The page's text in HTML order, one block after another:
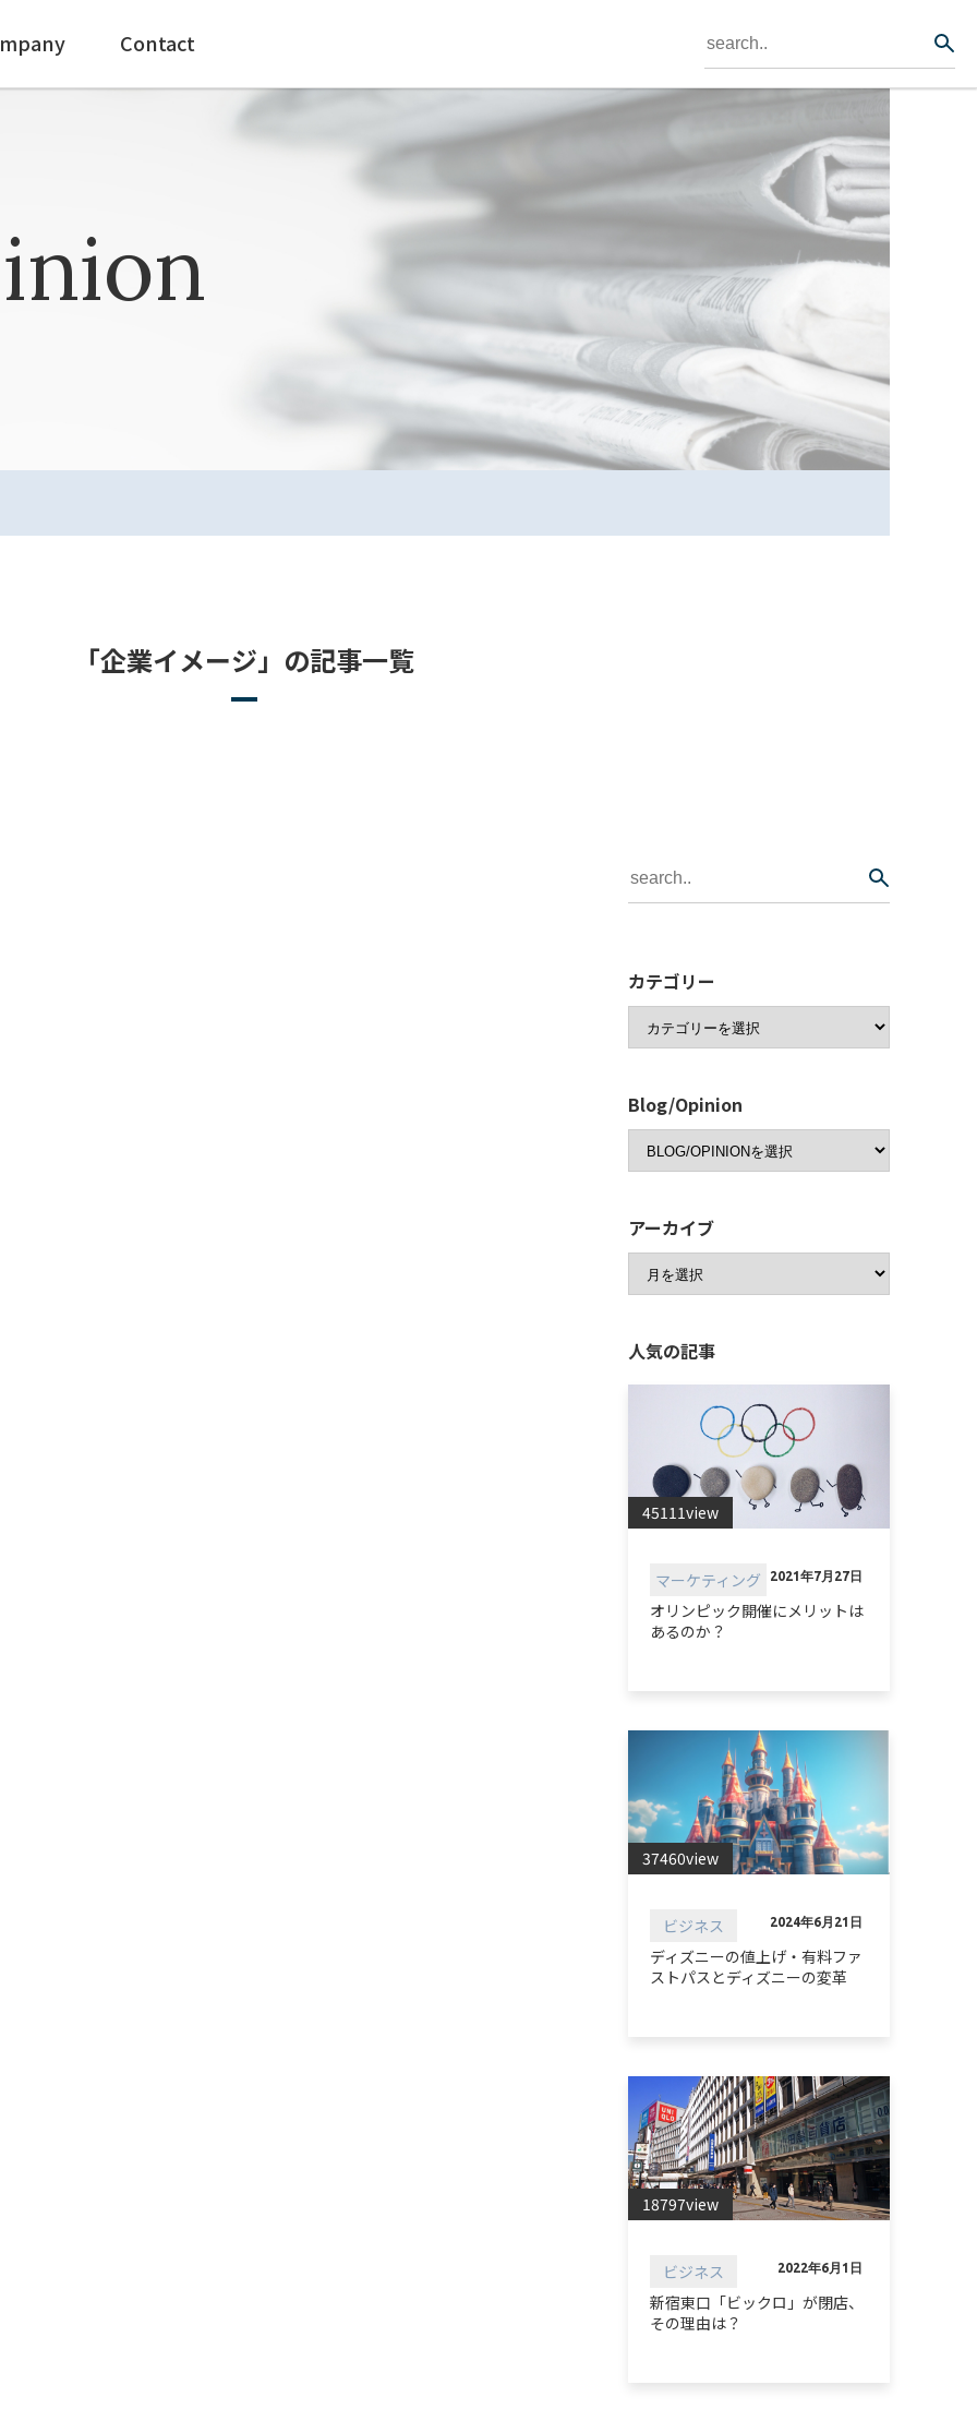
Contact
「企業イメージ」の記事一覧
カテゴリー
Blog/Opinion
アーカイブ
人気の記事
45111view
マーケティング 2021年7月27日
オリンピック開催にメリットは
あるのか？
37460view
ビジネス 2024年6月21日
ディズニーの値上げ・有料ファ
ストパスとディズニーの変革
18797view
ビジネス 2022年6月1日
新宿東口「ビックロ」が閉店、
その理由は？